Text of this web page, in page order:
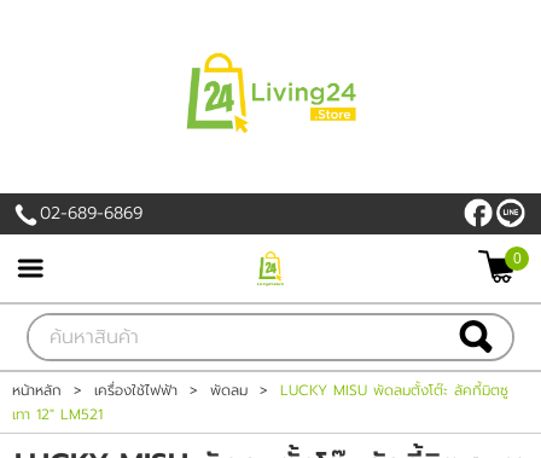
สมัครสมาชิก
สินค้าที่สนใจ( 0 )
PROMOTION
สินค้า
แบรนด์
02-689-6869
0
หน้าหลัก > เครื่องใช้ไฟฟ้า > พัดลม >
LUCKY MISU พัดลมตั้งโต๊ะ ลัคกี้มิตซู
เทา 12" LM521